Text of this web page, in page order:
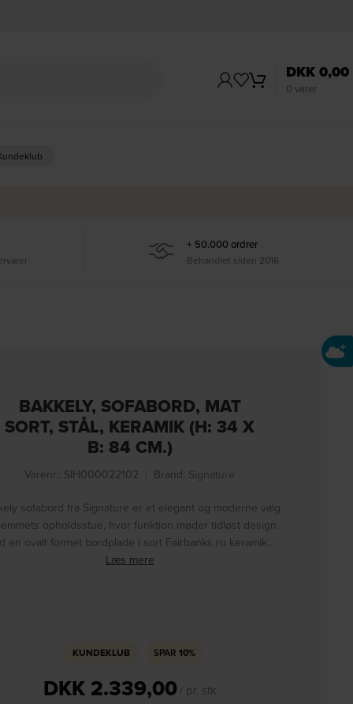
0 varer
DKK0,00
+ 50.000 ordrer
Behandlet siden 2016
BAKKELY, SOFABORD, MAT
SORT, STÅL, KERAMIK (H: 34 X
B: 84 CM.)
Varenr.: SIH000022102 Brand: Signature
sofabord fra Signature er et elegant og moderne valg
opholdsstue, hvor funktion møder tidløst design.
en ovalt formet bordplade i sort Fairbanks ru keramik…
Læs mere
KUNDEKLUB SPAR 10%
DKK2.339,00/ pr. stk